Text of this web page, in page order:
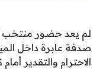
لم يعد حضور منتخب
صدفة عابرة داخل
الاحترام والتقدير